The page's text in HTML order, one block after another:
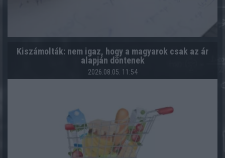
Kiszámolták: nem igaz, hogy a magyarok csak az ár
alapján döntenek
2026.08.05. 11:54